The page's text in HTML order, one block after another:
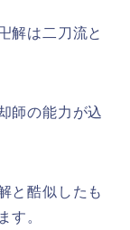
解は二刀流と
師の能力が込
と酷似したも
す。